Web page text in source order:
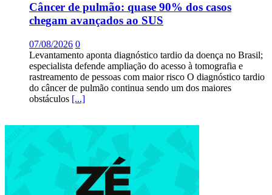
Câncer de pulmão: quase 90% dos casos
chegam avançados ao SUS
07/08/2026 0
Levantamento aponta diagnóstico tardio da doença no Brasil;
especialista defende ampliação do acesso à tomografia e
rastreamento de pessoas com maior risco O diagnóstico tardio
do câncer de pulmão continua sendo um dos maiores
obstáculos [...]